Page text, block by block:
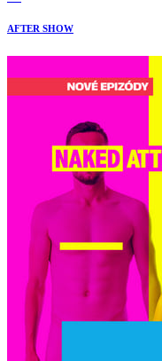
AFTER SHOW